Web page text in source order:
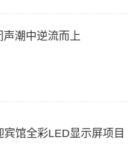
潮中逆流而上
馆全彩LED显示屏项目